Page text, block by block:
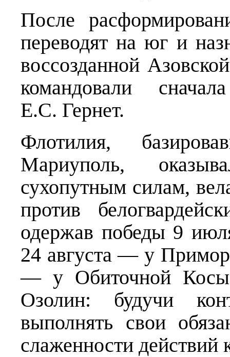
После
переводят на юг и
воссозданной
командовали
Е.С. Гернет.
Флотилия,
Мариуполь,
сухопутным силам,
против
одержав победы 9
24 августа — у
— у Обиточной
Озолин: будучи
выполнять свои
слаженности действий